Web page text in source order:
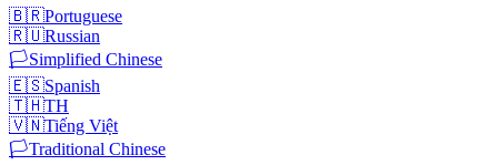
🇧🇷Portuguese
🇷🇺Russian
🏳️Simplified Chinese
🇪🇸Spanish
🇹🇭TH
🇻🇳Tiếng Việt
🏳️Traditional Chinese